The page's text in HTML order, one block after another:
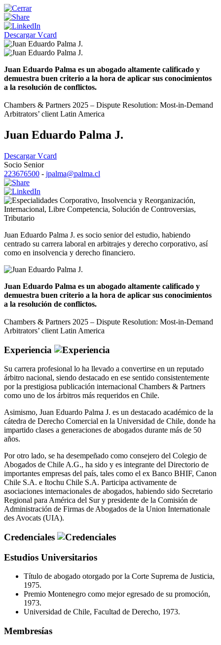
Descargar Vcard
Juan Eduardo Palma es un abogado altamente calificado y
demuestra buen criterio a la hora de aplicar sus conocimientos
a la resolución de conflictos.
Chambers & Partners 2025 – Dispute Resolution: Most-in-Demand
Arbitrators’ client Latin America
Juan Eduardo Palma J.
Descargar Vcard
Socio Senior
223676500 - jpalma@palma.cl
Corporativo, Insolvencia y Reorganización,
Internacional, Libre Competencia, Solución de Controversias,
Tributario
Juan Eduardo Palma J. es socio senior del estudio, habiendo
centrado su carrera laboral en arbitrajes y derecho corporativo, así
como en insolvencia y derecho financiero.
Juan Eduardo Palma es un abogado altamente calificado y
demuestra buen criterio a la hora de aplicar sus conocimientos
a la resolución de conflictos.
Chambers & Partners 2025 – Dispute Resolution: Most-in-Demand
Arbitrators’ client Latin America
Experiencia
Su carrera profesional lo ha llevado a convertirse en un reputado
árbitro nacional, siendo destacado en ese sentido consistentemente
por la prestigiosa publicación internacional Chambers & Partners
como uno de los árbitros más requeridos en Chile.
Asimismo, Juan Eduardo Palma J. es un destacado académico de la
cátedra de Derecho Comercial en la Universidad de Chile, donde ha
impartido clases a generaciones de abogados durante más de 50
años.
Por otro lado, se ha desempeñado como consejero del Colegio de
Abogados de Chile A.G., ha sido y es integrante del Directorio de
importantes empresas del país, tales como el ex Banco BHIF, Canon
Chile S.A. e Itochu Chile S.A. Participa activamente de
asociaciones internacionales de abogados, habiendo sido Secretario
Regional para América del Sur y presidente de la Comisión de
Administración de Firmas de Abogados de la Union Internationale
des Avocats (UIA).
Credenciales
Estudios Universitarios
Título de abogado otorgado por la Corte Suprema de Justicia,
1975.
Premio Montenegro como mejor egresado de su promoción,
1973.
Universidad de Chile, Facultad de Derecho, 1973.
Membresías